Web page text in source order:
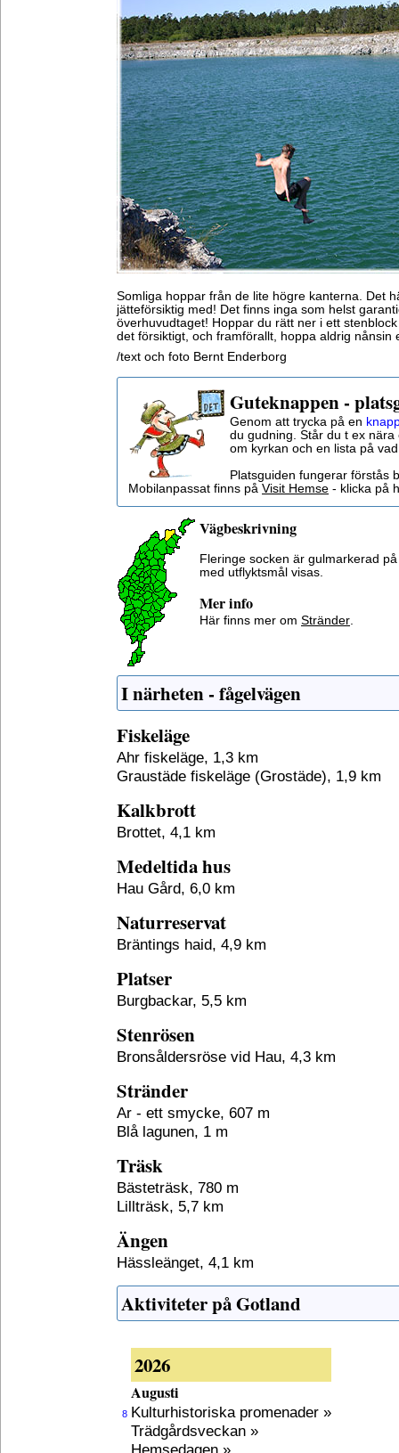
Somliga hoppar från de lite högre kanterna. Det
jätteförsiktig med! Det finns inga som helst
överhuvudtaget! Hoppar du rätt ner i ett
det försiktigt, och framförallt, hoppa aldrig nånsin
/text och foto Bernt Enderborg
Guteknappen -
Genom att trycka på en
du gudning. Står du t ex
om kyrkan och en lista på
Platsguiden fungerar förstås
Mobilanpassat finns på Visit Hemse - klicka på
Vägbeskrivning
Fleringe socken är gulmarkerad
med utflyktsmål visas.
Mer info
Här finns mer om Stränder.
I närheten - fågelvägen
Fiskeläge
Ahr fiskeläge, 1,3 km
Graustäde fiskeläge (Grostäde), 1,9 km
Kalkbrott
Brottet, 4,1 km
Medeltida hus
Hau Gård, 6,0 km
Naturreservat
Bräntings haid, 4,9 km
Platser
Burgbackar, 5,5 km
Stenrösen
Bronsåldersröse vid Hau, 4,3 km
Stränder
Ar - ett smycke, 607 m
Blå lagunen, 1 m
Träsk
Bästeträsk, 780 m
Lillträsk, 5,7 km
Ängen
Hässleänget, 4,1 km
Aktiviteter på Gotland
2026
Augusti
8 Kulturhistoriska promenader »
Trädgårdsveckan »
Hemsedagen »